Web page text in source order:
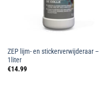
ZEP lijm- en stickerverwijderaar –
1liter
€14.99